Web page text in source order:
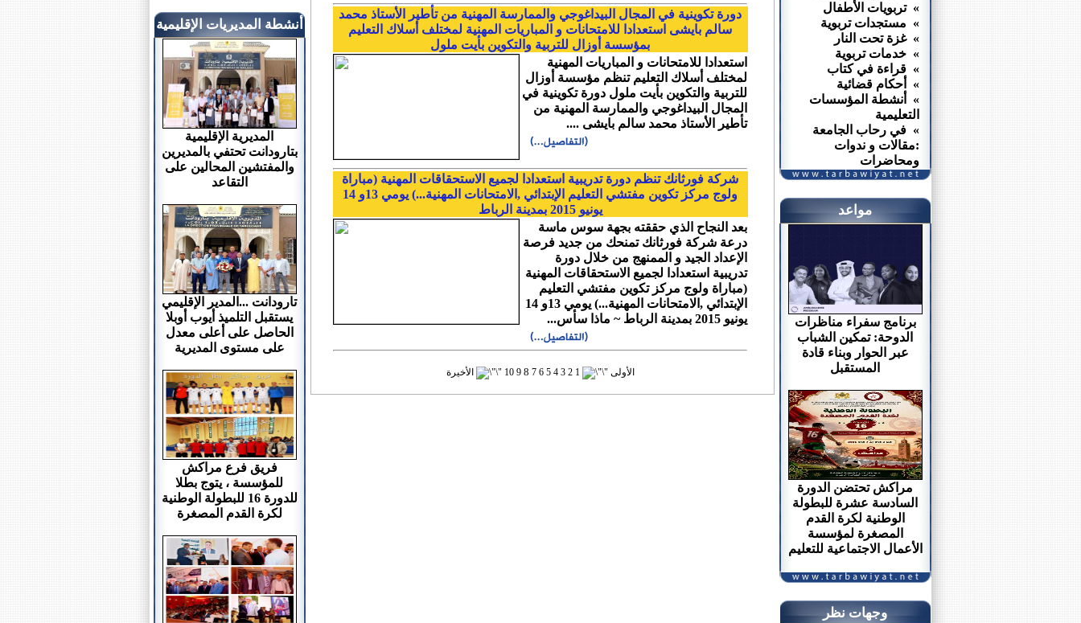
أنشطة المديريات الإقليمية
المديرية الإقليمية
بتارودانت تحتفي بالمديرين
والمفتشين المحالين على
التقاعد
تارودانت ...المدير الإقليمي
يستقبل التلميذ أيوب أوبلا
الحاصل على أعلى معدل
على مستوى المديرية
فريق فرع مراكش
للمؤسسة ، يتوج بطلا
للدورة 16 للبطولة الوطنية
لكرة القدم المصغرة
دورة تكوينية في المجال البيداغوجي والممارسة المهنية من تأطير الأستاذ محمد
سالم بايشى استعدادا للامتحانات و المباريات المهنية لمختلف أسلاك التعليم
بمؤسسة أوزال للتربية والتكوين بأيت ملول
استعدادا للامتحانات و المباريات المهنية
لمختلف أسلاك التعليم تنظم مؤسسة أوزال
للتربية والتكوين بأيت ملول دورة تكوينية في
المجال البيداغوجي والممارسة المهنية من
تأطير الأستاذ محمد سالم بايشى ....
شركة فورثانك تنظم دورة تدريبية استعدادا لجميع الاستحقاقات المهنية (مباراة
ولوج مركز تكوين مفتشي التعليم الإبتدائي ,الامتحانات المهنية...) يومي 13و 14
يونيو 2015 بمدينة الرباط
بعد النجاح الذي حققته بجهة سوس ماسة
درعة شركة فورثانك تمنحك من جديد فرصة
الإعداد الجيد و الممنهج من خلال دورة
تدريبية استعدادا لجميع الاستحقاقات المهنية
(مباراة ولوج مركز تكوين مفتشي التعليم
الإبتدائي ,الامتحانات المهنية...) يومي 13و 14
يونيو 2015 بمدينة الرباط ~ ماذا سأس...
الأولى 1
2
3
4
5
6
7
9
10 الأخيرة
» تربويات الأطفال
» مستجدات تربوية
» غزة تحت النار
» خدمات تربوية
» قراءة في كتاب
» أحكام قضائية
» أنشطة المؤسسات
التعليمية
» في رحاب الجامعة
:مقالات و ندوات
ومحاضرات
مواعد
برنامج سفراء مناظرات
الدوحة: تمكين الشباب
عبر الحوار وبناء قادة
المستقبل
مراكش تحتضن الدورة
السادسة عشرة للبطولة
الوطنية لكرة القدم
المصغرة لمؤسسة
الأعمال الاجتماعية للتعليم
وجهات نظر